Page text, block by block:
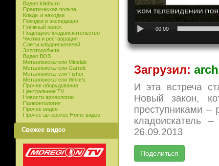
Видео kladtv.ru
Практическая польза
Клады и находки
Поездки и экспедиции
Пляжный поиск
Подводное кладоискательство
Чистка и реставрация
Слеты кладоискателей
Золотодобыча
Видео ВОВ
Металлоискатели Minelab
Металлоискатели Garrett
Металлоискатели Fisher
Металлоискатели White’s
Прочее оборудование
Центральное TV
Новости археологии
Палеонтология
Прочее видео
Прочее авторское Home видео
Свежее видео
00:00
Загрузил:
И эта встреча
Новый закон,
преступниками –
кладоискатель
26.09.2013